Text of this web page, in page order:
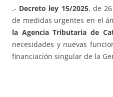
.- Decreto ley 15/2025, de 26
de medidas urgentes en el
la Agencia Tributaria de
necesidades y nuevas
financiación singular de la